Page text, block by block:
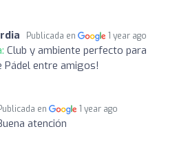
Publicada en 1 year ago
Club y ambiente perfecto para
Pádel entre amigos!
en 1 year ago
atención